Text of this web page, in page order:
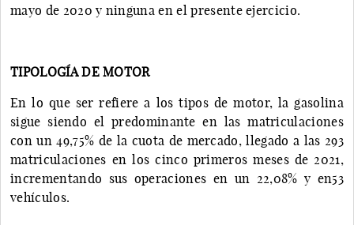
mayo de 2020 y ninguna en el presente ejercicio.
TIPOLOGÍA DE MOTOR
En lo que ser refiere a los tipos de motor, la gasolina
sigue siendo el predominante en las matriculaciones
con un 49,75% de la cuota de mercado, llegado a las 293
matriculaciones en los cinco primeros meses de 2021,
incrementando sus operaciones en un 22,08% y en53
vehículos.